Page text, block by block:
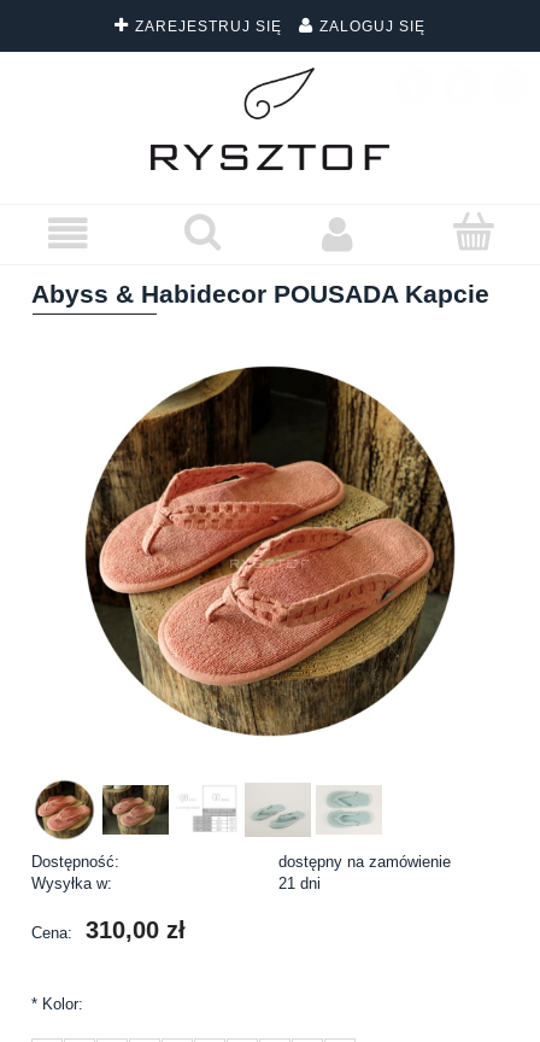
ZAREJESTRUJ SIĘ ZALOGUJ SIĘ
DARMOWA DOSTAWA WSZYSTKICH ZAMÓWIEŃ
Abyss & Habidecor POUSADA Kapcie
Dostępność:
dostępny na zamówienie
Wysyłka w:
21 dni
Cena: 310,00 zł
* Kolor: